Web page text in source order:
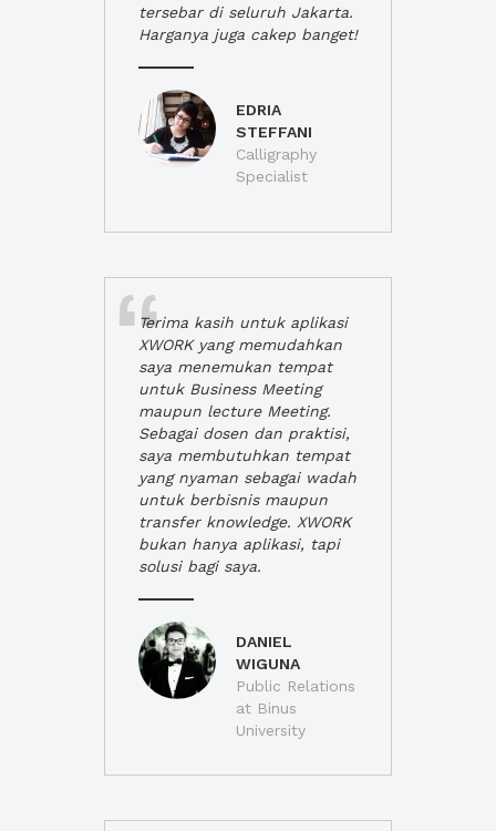
tersebar di seluruh Jakarta.
Harganya juga cakep banget!
EDRIA
STEFFANI
Calligraphy
Specialist
Terima kasih untuk aplikasi
XWORK yang memudahkan
saya menemukan tempat
untuk Business Meeting
maupun lecture Meeting.
Sebagai dosen dan praktisi,
saya membutuhkan tempat
yang nyaman sebagai wadah
untuk berbisnis maupun
transfer knowledge. XWORK
bukan hanya aplikasi, tapi
solusi bagi saya.
DANIEL
WIGUNA
Public Relations
at Binus
University